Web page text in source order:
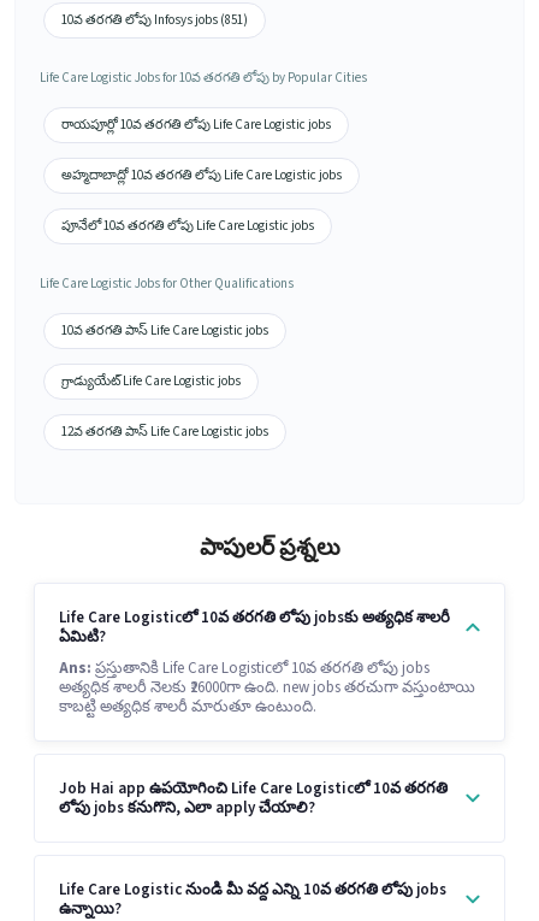
10వ తరగతి లోపు Infosys jobs (851)
Life Care Logistic Jobs for 10వ తరగతి లోపు by Popular Cities
రాయపూర్లో 10వ తరగతి లోపు Life Care Logistic jobs
అహ్మదాబాద్లో 10వ తరగతి లోపు Life Care Logistic jobs
పూనేలో 10వ తరగతి లోపు Life Care Logistic jobs
Life Care Logistic Jobs for Other Qualifications
10వ తరగతి పాస్ Life Care Logistic jobs
గ్రాడ్యుయేట్ Life Care Logistic jobs
12వ తరగతి పాస్ Life Care Logistic jobs
పాపులర్ ప్రశ్నలు
Life Care Logisticలో 10వ తరగతి లోపు jobsకు అత్యధిక శాలరీ
ఏమిటి?
Ans: ప్రస్తుతానికి Life Care Logisticలో 10వ తరగతి లోపు jobs
అత్యధిక శాలరీ నెలకు ₹26000గా ఉంది. new jobs తరచుగా వస్తుంటాయి
కాబట్టి అత్యధిక శాలరీ మారుతూ ఉంటుంది.
Job Hai app ఉపయోగించి Life Care Logisticలో 10వ తరగతి
లోపు jobs కనుగొని, ఎలా apply చేయాలి?
Life Care Logistic నుండి మీ వద్ద ఎన్ని 10వ తరగతి లోపు jobs
ఉన్నాయి?